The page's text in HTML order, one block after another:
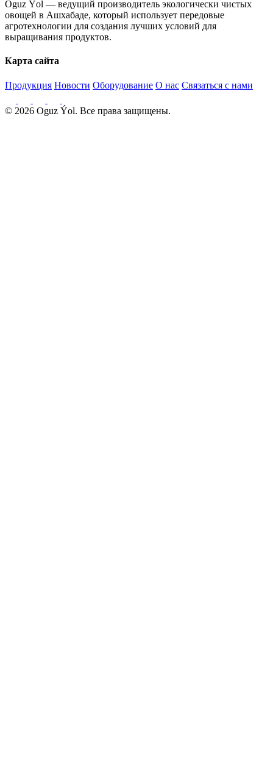
Oguz Ýol — ведущий производитель экологически чистых
овощей в Ашхабаде, который использует передовые
агротехнологии для создания лучших условий для
выращивания продуктов.
Карта сайта
Продукция Новости Оборудование О нас Связаться с нами
© 2026 Oguz Ýol. Все права защищены.